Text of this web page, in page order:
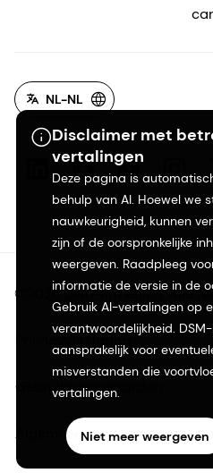
Disclaimer met
vertalingen
Deze pagina is
behulp van AI. Hoewel we
nauwkeurigheid, kunnen
zijn of de oorspronkelijke
weergeven. Raadpleeg
informatie de versie in de
Gebruik AI-vertalingen op
verantwoordelijkheid.
aansprakelijk voor
misverstanden die
vertalingen.
Niet meer weergeven
NL-NL
©2026 dsm-firmenich. Alle
Privacyverklaring
Gebruiksvoorwaarden
Algemene voorwaarden